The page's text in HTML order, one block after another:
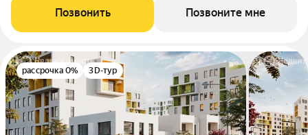
Позвонить Позвоните мне
рассрочка 0% 3D-тур